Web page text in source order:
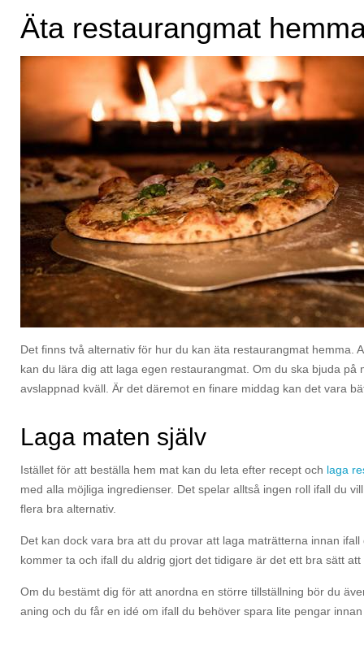
Äta restaurangmat
Det finns två alternativ för hur du kan äta restaurangmat hemma.
kan du lära dig att laga egen restaurangmat. Om du ska bjuda
avslappnad kväll. Är det däremot en finare middag kan det vara
Laga maten själv
Istället för att beställa hem mat kan du leta efter recept och laga
med alla möjliga ingredienser. Det spelar alltså ingen roll ifall du
flera bra alternativ.
Det kan dock vara bra att du provar att laga maträtterna innan
kommer ta och ifall du aldrig gjort det tidigare är det ett bra sätt att
Om du bestämt dig för att anordna en större tillställning bör du
aning och du får en idé om ifall du behöver spara lite pengar